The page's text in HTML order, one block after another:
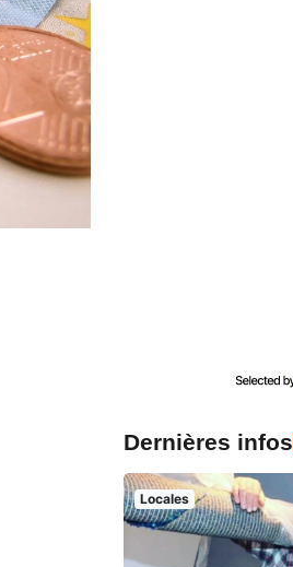
Dernières infos
Locales